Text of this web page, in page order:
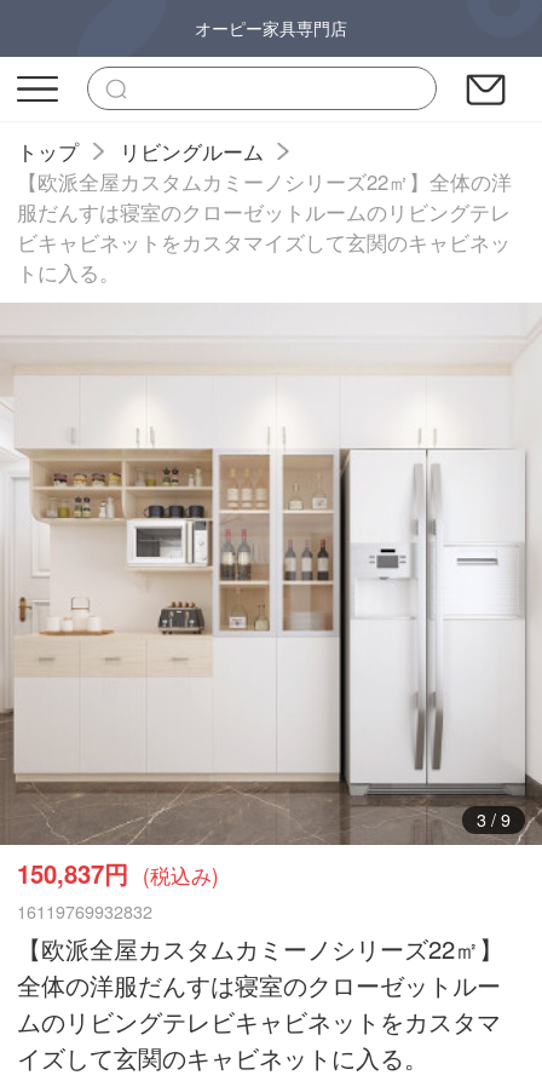
オーピー家具専門店
トップ
リビングルーム
【欧派全屋カスタムカミーノシリーズ22㎡】全体の洋
服だんすは寝室のクローゼットルームのリビングテレ
ビキャビネットをカスタマイズして玄関のキャビネッ
トに入る。
4/ 9
150,837円 (税込み)
16119769932832
【欧派全屋カスタムカミーノシリーズ22㎡】
全体の洋服だんすは寝室のクローゼットルー
ムのリビングテレビキャビネットをカスタマ
イズして玄関のキャビネットに入る。